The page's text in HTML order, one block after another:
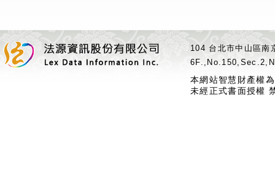
104 台北市中山區
本網站智慧財產權
未經正式書面授權